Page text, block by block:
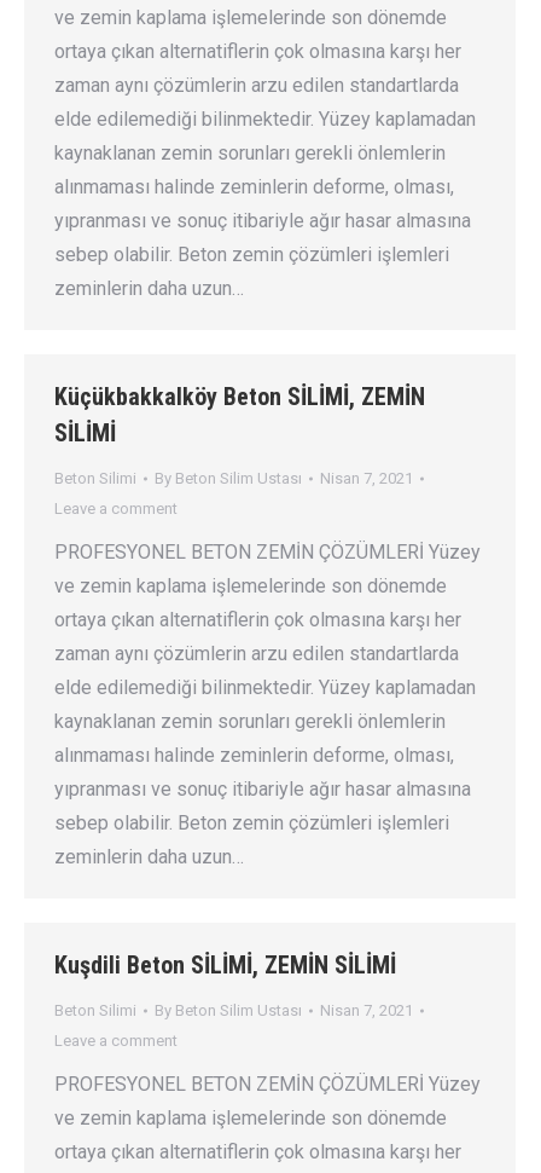
ve zemin kaplama işlemelerinde son dönemde
ortaya çıkan alternatiflerin çok olmasına karşı her
zaman aynı çözümlerin arzu edilen standartlarda
elde edilemediği bilinmektedir. Yüzey kaplamadan
kaynaklanan zemin sorunları gerekli önlemlerin
alınmaması halinde zeminlerin deforme, olması,
yıpranması ve sonuç itibariyle ağır hasar almasına
sebep olabilir. Beton zemin çözümleri işlemleri
zeminlerin daha uzun…
Küçükbakkalköy Beton SİLİMİ, ZEMİN
SİLİMİ
Beton Silimi By Beton Silim Ustası
Nisan 7, 2021
Leave a comment
PROFESYONEL BETON ZEMİN ÇÖZÜMLERİ Yüzey
ve zemin kaplama işlemelerinde son dönemde
ortaya çıkan alternatiflerin çok olmasına karşı her
zaman aynı çözümlerin arzu edilen standartlarda
elde edilemediği bilinmektedir. Yüzey kaplamadan
kaynaklanan zemin sorunları gerekli önlemlerin
alınmaması halinde zeminlerin deforme, olması,
yıpranması ve sonuç itibariyle ağır hasar almasına
sebep olabilir. Beton zemin çözümleri işlemleri
zeminlerin daha uzun…
Kuşdili Beton SİLİMİ, ZEMİN SİLİMİ
Beton Silimi By Beton Silim Ustası
Nisan 7, 2021
Leave a comment
PROFESYONEL BETON ZEMİN ÇÖZÜMLERİ Yüzey
ve zemin kaplama işlemelerinde son dönemde
ortaya çıkan alternatiflerin çok olmasına karşı her